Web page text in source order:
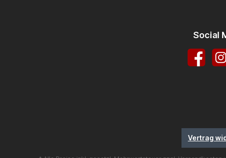
Social
Facebook
Vertrag